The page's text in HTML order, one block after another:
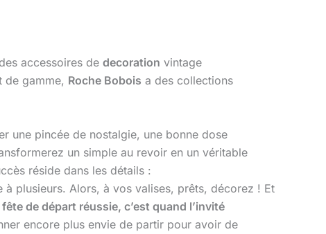
accessoires de decoration vintage
de gamme, Roche Bobois a des collections
une pincée de nostalgie, une bonne dose
un simple au revoir en un véritable
réside dans les détails :
plusieurs. Alors, à vos valises, prêts, décorez ! Et
fête de départ réussie, c’est quand l’invité
encore plus envie de partir pour avoir de